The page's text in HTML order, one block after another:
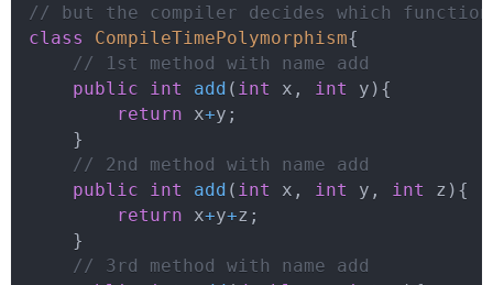
// but the compiler decides which
class
CompileTimePolymorphism{
// 1st method with name add
public
int add ( int x , int y ) {
return x+y ;
}
// 2nd method with name add
public
int add ( int x , int y , int z ) {
return x+y+z ;
}
// 3rd method with name add